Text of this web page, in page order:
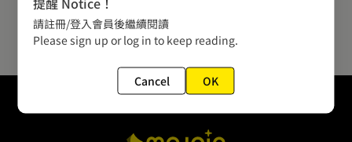
請註冊/登入會員後繼續閱讀
Please sign up or log in to keep reading.
Cancel OK